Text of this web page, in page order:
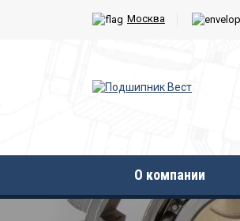
Москва
О компании